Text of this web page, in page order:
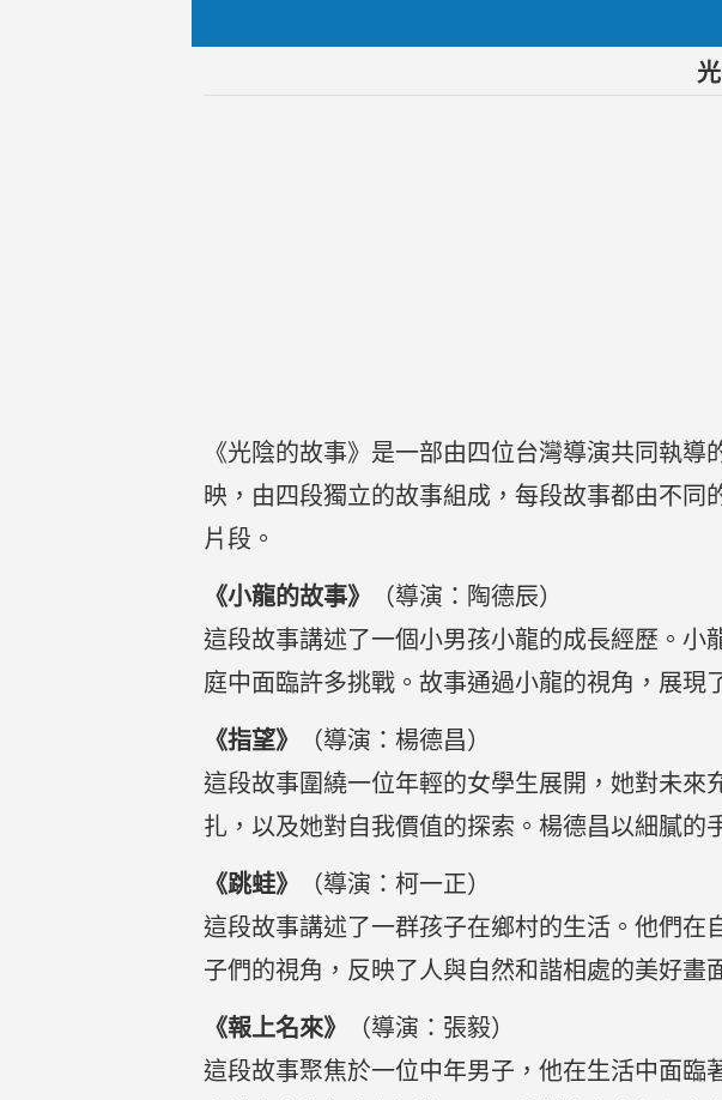
《光陰的故事》是一部由四位台灣導演共同執
映，由四段獨立的故事組成，每段故事都由不
片段。
《小龍的故事》
（導演：陶德辰）
這段故事講述了一個小男孩小龍的成長經歷。
庭中面臨許多挑戰。故事通過小龍的視角，展現
《指望》
（導演：楊德昌）
這段故事圍繞一位年輕的女學生展開，她對未
扎，以及她對自我價值的探索。楊德昌以細膩的
《跳蛙》
（導演：柯一正）
這段故事講述了一群孩子在鄉村的生活。他們
子們的視角，反映了人與自然和諧相處的美好畫
《報上名來》
（導演：張毅）
這段故事聚焦於一位中年男子，他在生活中面